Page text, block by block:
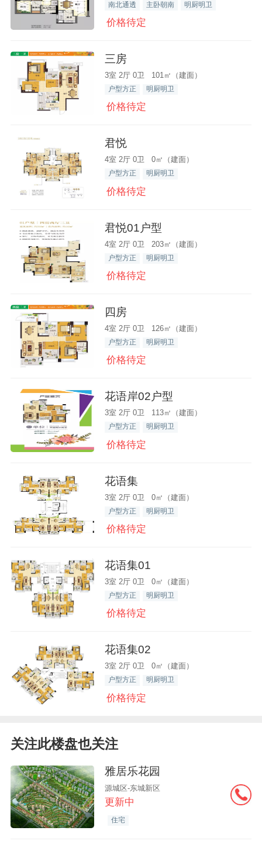
南北通透 主卧朝南 明厨明卫
价格待定
三房
3室 2厅 0卫 101㎡（建面）
户型方正 明厨明卫
价格待定
君悦
4室 2厅 0卫 0㎡（建面）
户型方正 明厨明卫
价格待定
君悦01户型
4室 2厅 0卫 203㎡（建面）
户型方正 明厨明卫
价格待定
四房
4室 2厅 0卫 126㎡（建面）
户型方正 明厨明卫
价格待定
花语岸02户型
3室 2厅 0卫 113㎡（建面）
户型方正 明厨明卫
价格待定
花语集
3室 2厅 0卫 0㎡（建面）
户型方正 明厨明卫
价格待定
花语集01
3室 2厅 0卫 0㎡（建面）
户型方正 明厨明卫
价格待定
花语集02
3室 2厅 0卫 0㎡（建面）
户型方正 明厨明卫
价格待定
关注此楼盘也关注
雅居乐花园
源城区-东城新区
更新中
住宅